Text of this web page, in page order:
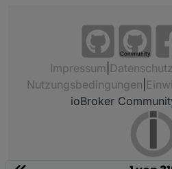
Community
Impressum
Nutzungsbedingungen
ioBroker